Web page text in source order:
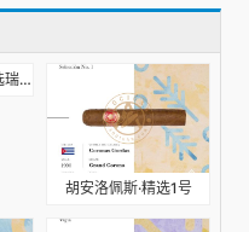
多尔赛·码头皇家精选瑞士地区限量
胡安洛佩斯·精选1号